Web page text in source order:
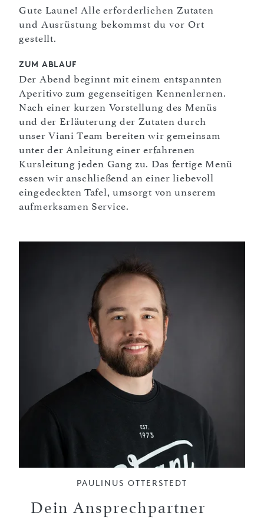
Gute Laune! Alle erforderlichen Zutaten
und Ausrüstung bekommst du vor Ort
gestellt.
ZUM ABLAUF
Der Abend beginnt mit einem entspannten
Aperitivo zum gegenseitigen Kennenlernen.
Nach einer kurzen Vorstellung des Menüs
und der Erläuterung der Zutaten durch
unser Viani Team bereiten wir gemeinsam
unter der Anleitung einer erfahrenen
Kursleitung jeden Gang zu. Das fertige Menü
essen wir anschließend an einer liebevoll
eingedeckten Tafel, umsorgt von unserem
aufmerksamen Service.
PAULINUS OTTERSTEDT
Dein Ansprechpartner